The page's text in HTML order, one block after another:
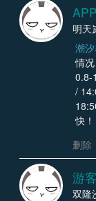
明天
潮
情
0.8-
/
快！
删除
游
双隆